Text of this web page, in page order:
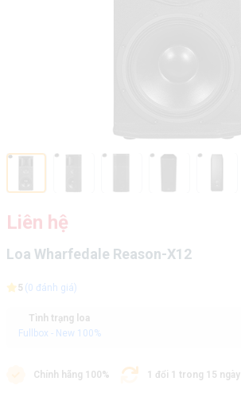
Liên hệ
Loa Wharfedale Reason-X12
5 (0 đánh giá)
Tình trạng loa
Fullbox - New 100%
Chính hãng 100% 1 đổi 1 trong 15 ngày